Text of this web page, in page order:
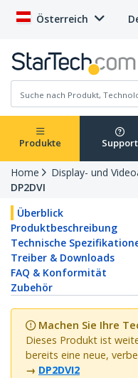
Österreich
Produkte Support
Home Display- und
DP2DVI
Überblick
Produktbeschreibung
Technische
Treiber & Downloads
FAQ & Konformität
Zubehör
Machen Sie Ihre
Dieses Produkt ist
bereits eine neue,
→ DP2DVI2